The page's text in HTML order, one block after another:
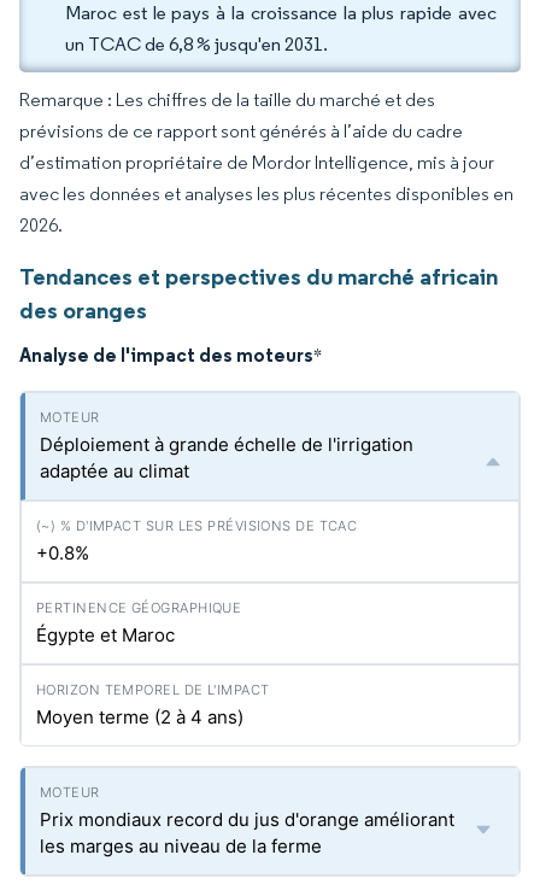
Maroc est le pays à la croissance la plus rapide avec
un TCAC de 6,8 % jusqu'en 2031.
Remarque : Les chiffres de la taille du marché et des
prévisions de ce rapport sont générés à l’aide du cadre
d’estimation propriétaire de Mordor Intelligence, mis à jour
avec les données et analyses les plus récentes disponibles en
2026.
Tendances et perspectives du marché africain
des oranges
Analyse de l'impact des moteurs*
Déploiement à grande échelle de l'irrigation
adaptée au climat
+0.8%
Égypte et Maroc
Moyen terme (2 à 4 ans)
Prix mondiaux record du jus d'orange améliorant
les marges au niveau de la ferme